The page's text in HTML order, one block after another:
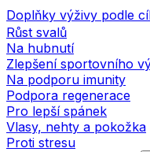
Doplňky výživy podle
Růst svalů
Na hubnutí
Zlepšení sportovního
Na podporu imunity
Podpora regenerace
Pro lepší spánek
Vlasy, nehty a pokožka
Proti stresu